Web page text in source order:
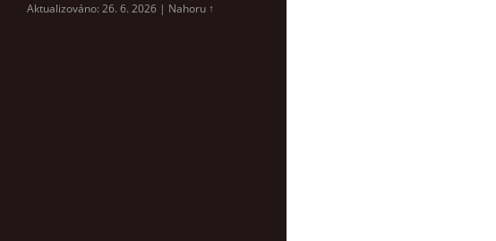
Aktualizováno: 26. 6. 2026 | Nahoru ↑